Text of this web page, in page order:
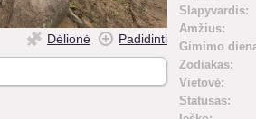
Dėlionė Padidinti
Slapyvardis:
Amžius:
Gimimo
Zodiakas:
Vietovė:
Statusas: